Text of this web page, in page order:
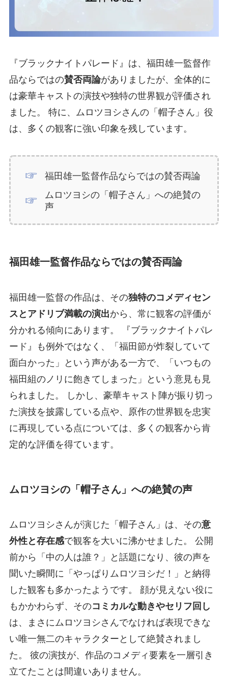
『ブラックナイトパレード』は、福田雄一監督作
品ならではの賛否両論がありましたが、全体的に
は豪華キャストの演技や独特の世界観が評価され
ました。 特に、ムロツヨシさんの「帽子さん」役
は、多くの観客に強い印象を残しています。
福田雄一監督作品ならではの賛否両論
ムロツヨシの「帽子さん」への絶賛の
声
福田雄一監督作品ならではの賛否両論
福田雄一監督の作品は、その独特のコメディセン
スとアドリブ満載の演出から、常に観客の評価が
分かれる傾向にあります。 『ブラックナイトパレ
ード』も例外ではなく、「福田節が炸裂していて
面白かった」という声がある一方で、「いつもの
福田組のノリに飽きてしまった」という意見も見
られました。 しかし、豪華キャスト陣が振り切っ
た演技を披露している点や、原作の世界観を忠実
に再現している点については、多くの観客から肯
定的な評価を得ています。
ムロツヨシの「帽子さん」への絶賛の声
ムロツヨシさんが演じた「帽子さん」は、その意
外性と存在感で観客を大いに沸かせました。 公開
前から「中の人は誰？」と話題になり、彼の声を
聞いた瞬間に「やっぱりムロツヨシだ！」と納得
した観客も多かったようです。 顔が見えない役に
もかかわらず、そのコミカルな動きやセリフ回し
は、まさにムロツヨシさんでなければ表現できな
い唯一無二のキャラクターとして絶賛されまし
た。 彼の演技が、作品のコメディ要素を一層引き
立てたことは間違いありません。